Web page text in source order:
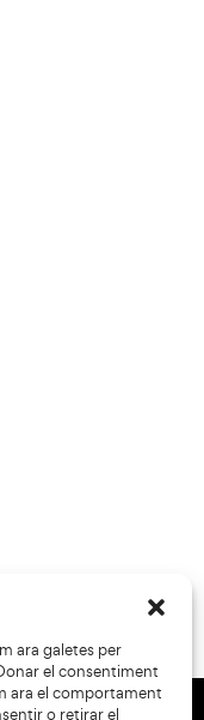
ara galetes per
el consentiment
ara el comportament
o retirar el